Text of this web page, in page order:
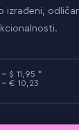
izrađeni,
11,95
10,23